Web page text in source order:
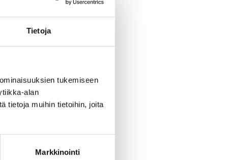
Tietoja
tukemiseen
alan
tietoja muihin tietoihin, joita
Markkinointi